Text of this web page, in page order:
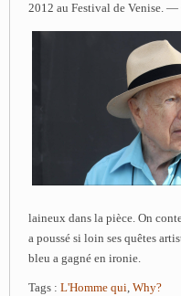
2012 au Festival de Venise.
laineux dans la pièce. On
a poussé si loin ses quêtes
bleu a gagné en ironie.
Tags : L'Homme qui, Why?